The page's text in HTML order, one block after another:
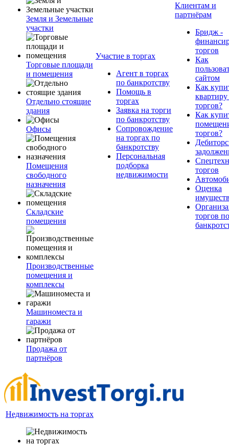
Земля и Земельные
участки
Торговые площади
и помещения
Отдельно стоящие
здания
Офисы
Помещения
свободного
назначения
Складские
помещения
Производственные
помещения и
комплексы
Машиноместа и
гаражи
Продажа от
партнёров
Участие в торгах
Агент в торгах
по банкротству
Помощь в
торгах
Заявка на торги
по банкротству
Сопровождение
на торгах по
банкротству
Персональная
подборка
недвижимости
Клиентам и
партнёрам
Бридж -
торгов
Как
сайтом
Как
квартиру
торгов?
Как
торгов?
торгов
Оценка
торгов по
Недвижимость на торгах